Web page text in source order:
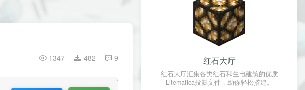
1347 482 9 红石大厅
红石大厅汇集各类红石和生电建筑的优质
Litematica投影文件，助你轻松搭建。